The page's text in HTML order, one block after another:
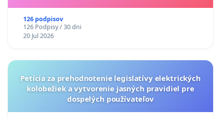
126 podpisov
126 Podpisy / 30 dni
20 Jul 2026
Petícia za prehodnotenie legislatívy elektrických
kolobežiek a vytvorenie jasných pravidiel pre
dospelých používateľov